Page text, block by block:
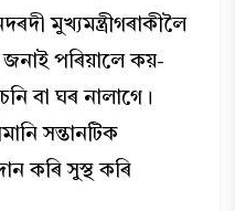
মুখ্যমন্ত্ৰীগৰাকীলৈ
পৰিয়ালে কয়-
বা ঘৰ নালাগে।
সন্তানটিক
কৰি সুস্থ কৰি